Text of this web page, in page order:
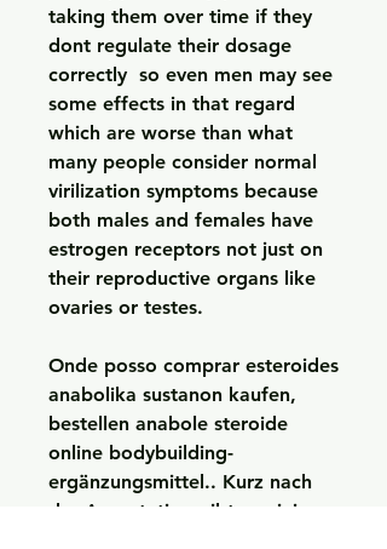
taking them over time if they
dont regulate their dosage
correctly  so even men may see
some effects in that regard
which are worse than what
many people consider normal
virilization symptoms because
both males and females have
estrogen receptors not just on
their reproductive organs like
ovaries or testes.
Onde posso comprar esteroides
anabolika sustanon kaufen,
bestellen anabole steroide
online bodybuilding-
ergänzungsmittel.. Kurz nach
der Amputation gibt es einige